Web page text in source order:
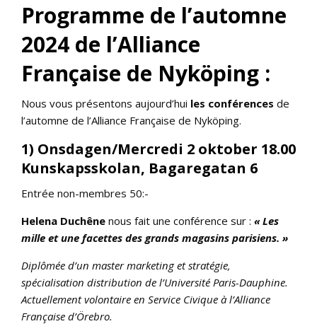
Programme de l’automne
2024 de l’Alliance
Française de Nyköping :
Nous vous présentons aujourd’hui les conférences de
l’automne de l’Alliance Française de Nyköping.
1) Onsdagen/Mercredi 2 oktober 18.00
Kunskapsskolan, Bagaregatan 6
Entrée non-membres 50:-
Helena Duchêne nous fait une conférence sur : « Les
mille et une facettes des grands magasins parisiens. »
Diplômée d’un master marketing et stratégie,
spécialisation distribution de l’Université Paris-Dauphine.
Actuellement volontaire en Service Civique à l’Alliance
Française d’Örebro.